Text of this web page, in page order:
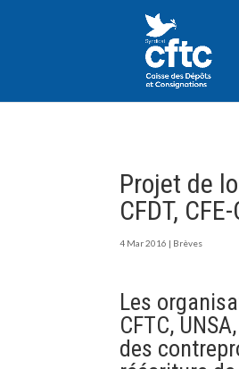
Projet de
CFDT,
4 Mar 2016 | Brèves
Les
CFTC,
des